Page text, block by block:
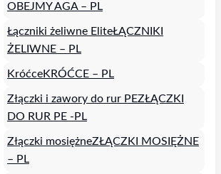
OBEJMY AGA – PL
Łączniki żeliwne EliteŁĄCZNIKI
ŻELIWNE – PL
KróćceKRÓĆCE – PL
Złączki i zawory do rur PEZŁĄCZKI
DO RUR PE -PL
Złączki mosiężneZŁĄCZKI MOSIĘŻNE
– PL